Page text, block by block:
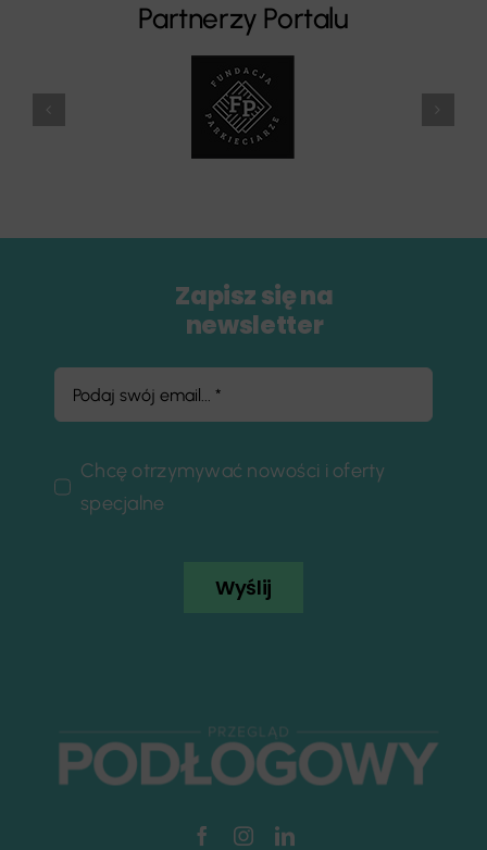
Partnerzy Portalu
Zapisz się na
newsletter
Chcę otrzymywać nowości i oferty
specjalne
Wyślij